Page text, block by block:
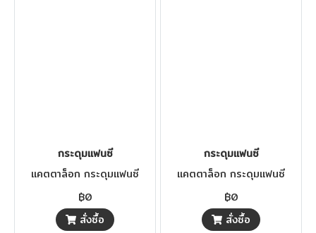
กระดุมแฟนซี
แคตตาล็อก กระดุมแฟนซี
฿0
สั่งซื้อ
กระดุมแฟนซี
แคตตาล็อก กระดุมแฟนซี
฿0
สั่งซื้อ